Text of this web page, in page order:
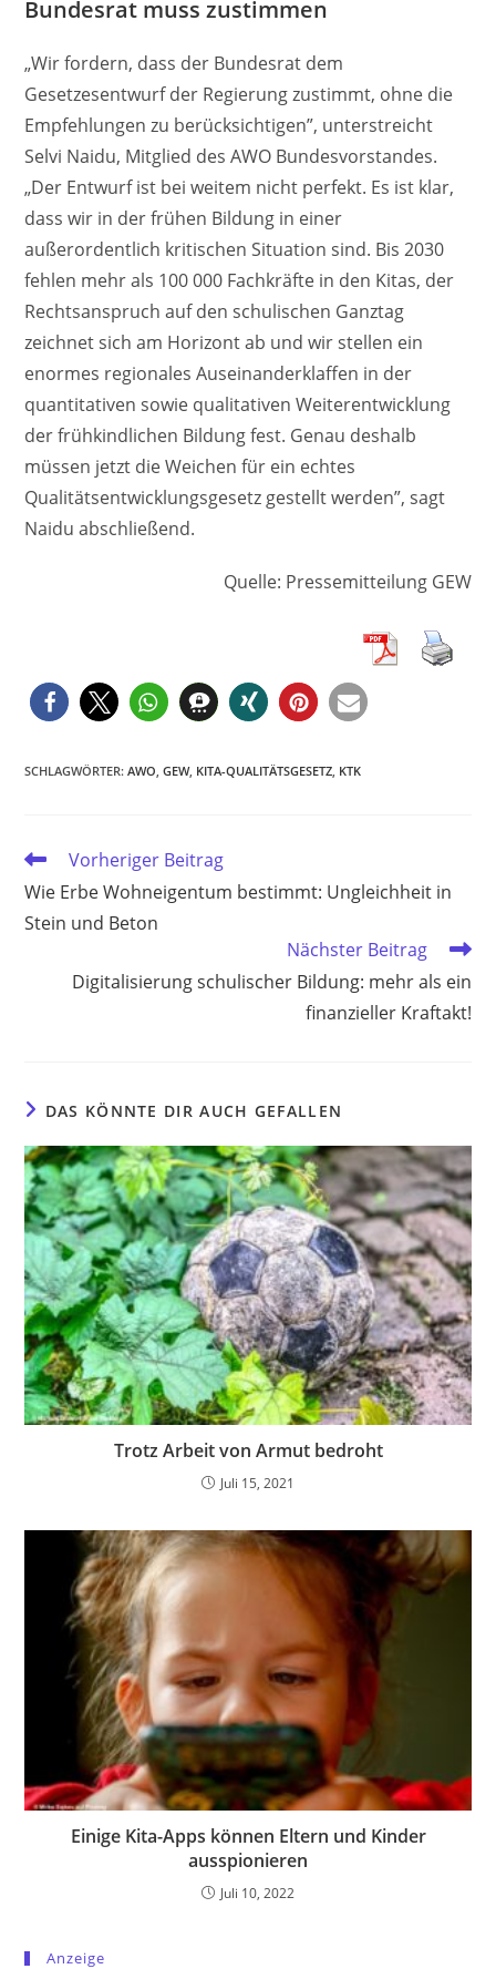
Bundesrat muss zustimmen
„Wir fordern, dass der Bundesrat dem
Gesetzesentwurf der Regierung zustimmt, ohne die
Empfehlungen zu berücksichtigen”, unterstreicht
Selvi Naidu, Mitglied des AWO Bundesvorstandes.
„Der Entwurf ist bei weitem nicht perfekt. Es ist klar,
dass wir in der frühen Bildung in einer
außerordentlich kritischen Situation sind. Bis 2030
fehlen mehr als 100 000 Fachkräfte in den Kitas, der
Rechtsanspruch auf den schulischen Ganztag
zeichnet sich am Horizont ab und wir stellen ein
enormes regionales Auseinanderklaffen in der
quantitativen sowie qualitativen Weiterentwicklung
der frühkindlichen Bildung fest. Genau deshalb
müssen jetzt die Weichen für ein echtes
Qualitätsentwicklungsgesetz gestellt werden”, sagt
Naidu abschließend.
Quelle: Pressemitteilung GEW
SCHLAGWÖRTER:AWO GEW, KITA-QUALITÄTSGESETZ KTK
Weitere
ansehen
Vorheriger Beitrag
Wie Erbe Wohneigentum bestimmt: Ungleichheit in
Stein und Beton
Nächster Beitrag
Digitalisierung schulischer Bildung: mehr als ein
finanzieller Kraftakt!
DAS KÖNNTE DIR AUCH GEFALLEN
Trotz Arbeit von Armut bedroht
Juli 15, 2021
Einige Kita-Apps können Eltern und Kinder
ausspionieren
Juli 10, 2022
Anzeige